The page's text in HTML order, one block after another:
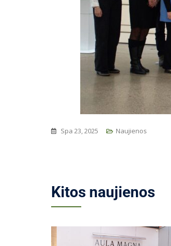
Spa 23, 2025 Naujienos
Kitos naujienos